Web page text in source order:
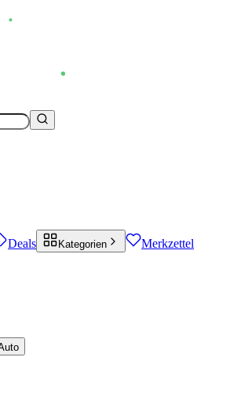
Deals Kategorien Merkzettel